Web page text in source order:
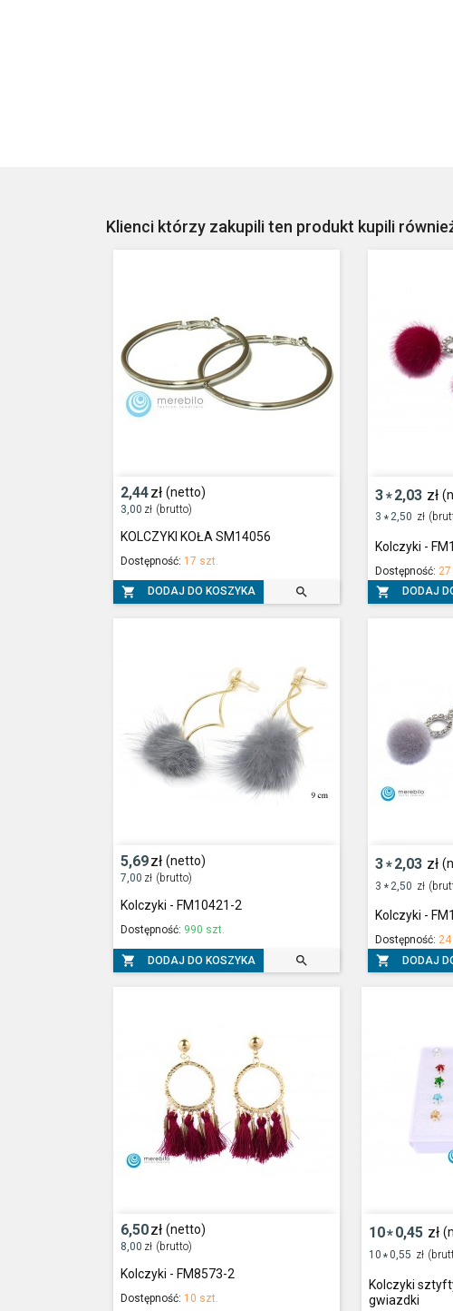
Klienci którzy zakupili ten produkt kupili
2,44zł (netto)
3,00 zł (brutto)
KOLCZYKI KOŁA SM14056
Dostępność: 17 szt.
 DODAJ DO KOSZYKA 
3*2,03 zł
3 * 2,50 zł
Kolczyki -
Dostępność:
 DODAJ
5,69zł (netto)
7,00 zł (brutto)
Kolczyki - FM10421-2
Dostępność: 990 szt.
 DODAJ DO KOSZYKA 
3*2,03 zł
3 * 2,50 zł
Kolczyki -
Dostępność:
 DODAJ
6,50zł (netto)
8,00 zł (brutto)
Kolczyki - FM8573-2
Dostępność: 10 szt.
10*0,45 zł
10 *0,55 zł
Kolczyki
gwiazdki